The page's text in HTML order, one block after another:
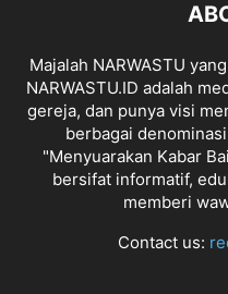
Majalah NARWASTU
NARWASTU.ID adalah
gereja, dan punya visi
berbagai
"Menyuarakan Kabar
bersifat informatif,
memberi
Contact us: